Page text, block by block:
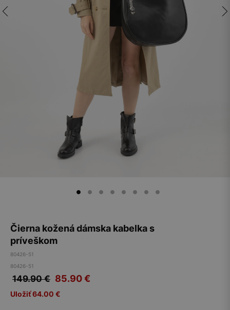
Čierna kožená dámska kabelka s
príveškom
80426-51
80426-51
149.90 € 85.90€
Uložiť 64.00 €